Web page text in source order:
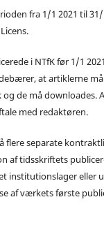
fra 1/1 2021 til
i NTfK før 1/1
at artiklerne
de må downloades.
med redaktøren.
flere separate
af tidsskriftets
institutionslager eller
af værkets første